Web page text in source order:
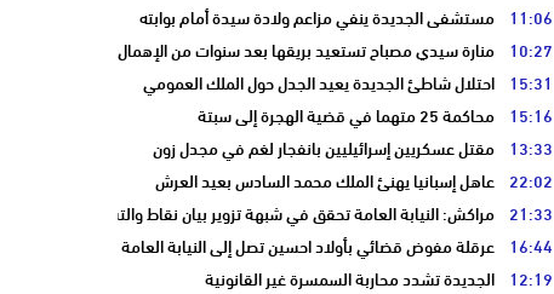
11:06 مستشفى الجديدة ينفي مزاعم ولادة سيدة أمام بوابته
10:27 منارة سيدي مصباح تستعيد بريقها بعد سنوات من الإهمال
15:31 احتلال شاطئ الجديدة يعيد الجدل حول الملك العمومي
15:16 محاكمة 25 متهما في قضية الهجرة إلى سبتة
13:33 مقتل عسكريين إسرائيليين بانفجار لغم في مجدل زون
22:02 عاهل إسبانيا يهنئ الملك محمد السادس بعيد العرش
21:33 مراكش: النيابة العامة تحقق في شبهة تزوير بيان نقاط والتشهير بطالب
16:44 عرقلة مفوض قضائي بأولاد احسين تصل إلى النيابة العامة
12:19 الجديدة تشدد محاربة السمسرة غير القانونية